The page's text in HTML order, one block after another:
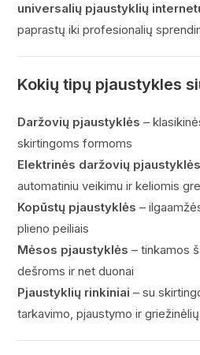
universalių pjaustyklių
paprastų iki profesionalių
Kokių tipų pjaustykles
Daržovių pjaustyklės –
skirtingoms formoms
Elektrinės daržovių pjaustyklės
automatiniu veikimu ir keliomis
Kopūstų pjaustyklės –
plieno peiliais
Mėsos pjaustyklės – tinkamos
dešroms ir net duonai
Pjaustyklių rinkiniai – su
tarkavimo, pjaustymo ir